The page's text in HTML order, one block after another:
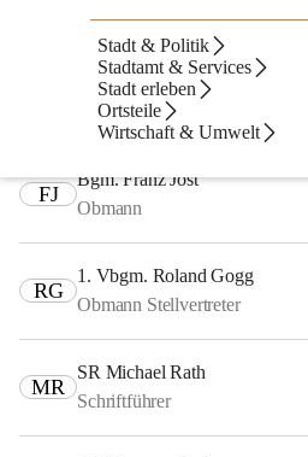
Stadt & Politik
Stadtamt & Services
Stadt erleben
Ortsteile
Wirtschaft & Umwelt
Fachausschüsse
Ausschuss für Finanzen,
FJ
Bgm. Franz Jost
Obmann
RG
1. Vbgm. Roland Gogg
Obmann Stellvertreter
MR
SR Michael Rath
Schriftführer